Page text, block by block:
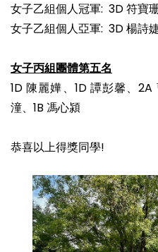
女子乙組個人冠軍: 3D 符寶
女子乙組個人亞軍: 3D 楊詩
女子丙組團體第五名
1D 陳麗嬅、1D 譚彭馨、
潼、1B 馮心潁
恭喜以上得獎同學!